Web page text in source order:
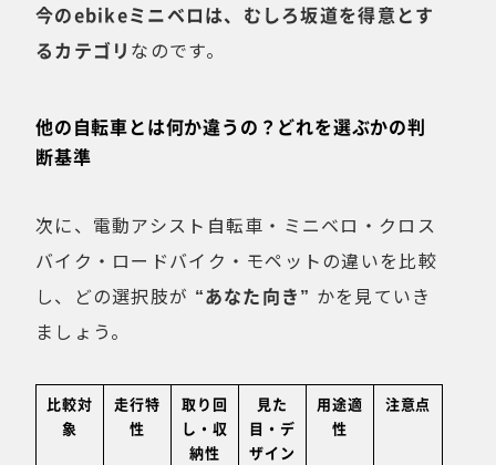
今のebikeミニベロは、むしろ坂道を得意とす
るカテゴリ なのです。
他の自転車とは何か違うの？どれを選ぶかの判
断基準
次に、電動アシスト自転車・ミニベロ・クロス
バイク・ロードバイク・モペットの違いを比較
し、どの選択肢が “あなた向き” かを見ていき
ましょう。
比較対
象
走行特
性
取り回
し・収
納性
見た
目・デ
ザイン
用途適
性
注意点